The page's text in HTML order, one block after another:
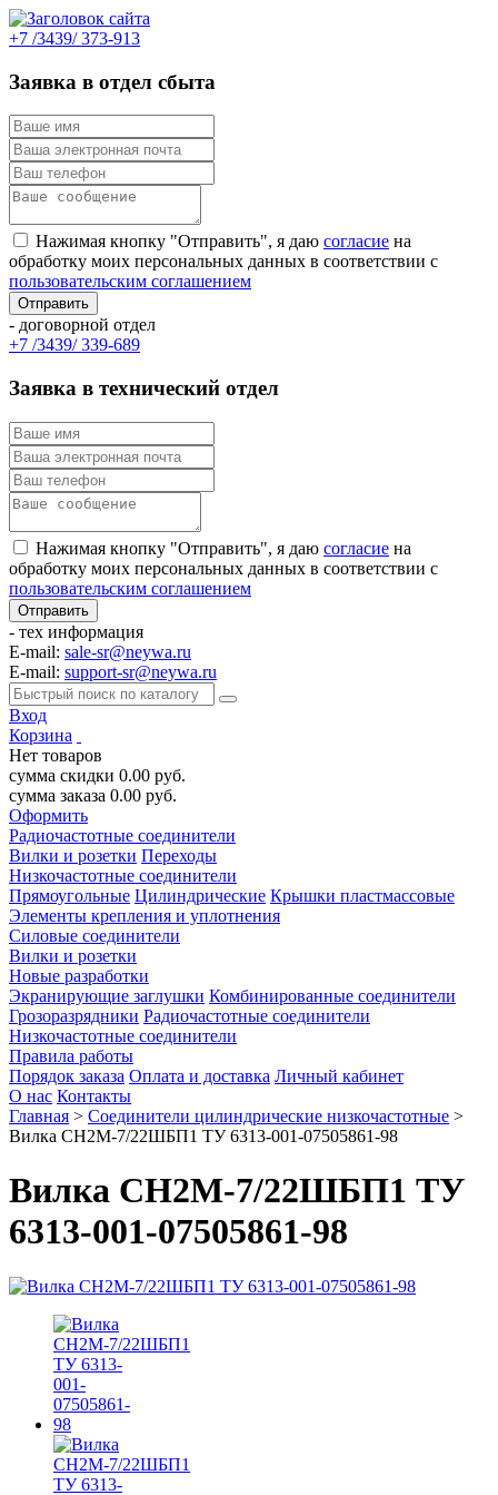
+7 /3439/ 373-913
Заявка в отдел сбыта
Нажимая кнопку "Отправить", я даю согласие на
обработку моих персональных данных в соответствии с
пользовательским соглашением
- договорной отдел
+7 /3439/ 339-689
Заявка в технический отдел
Нажимая кнопку "Отправить", я даю согласие на
обработку моих персональных данных в соответствии с
пользовательским соглашением
- тех информация
E-mail: sale-sr@neywa.ru
E-mail: support-sr@neywa.ru
Вход
Корзина
Нет товаров
сумма скидки 0.00 руб.
сумма заказа 0.00 руб.
Оформить
Радиочастотные соединители
Вилки и розетки Переходы
Низкочастотные соединители
Прямоугольные Цилиндрические Крышки пластмассовые
Элементы крепления и уплотнения
Силовые соединители
Вилки и розетки
Новые разработки
Экранирующие заглушки Комбинированные соединители
Грозоразрядники Радиочастотные соединители
Низкочастотные соединители
Правила работы
Порядок заказа Оплата и доставка Личный кабинет
О нас Контакты
Главная > Соединители цилиндрические низкочастотные >
Вилка СН2М-7/22ШБП1 ТУ 6313-001-07505861-98
Вилка СН2М-7/22ШБП1 ТУ
6313-001-07505861-98